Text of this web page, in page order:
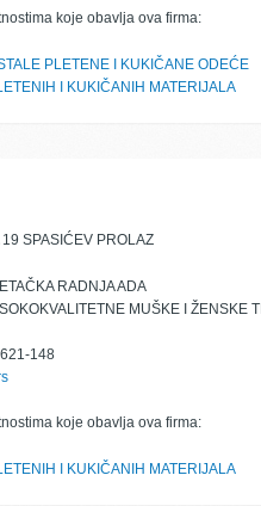
koje obavlja ova firma:
PLETENE I KUKIČANE ODEĆE
I KUKIČANIH MATERIJALA
SPASIĆEV PROLAZ
RADNJA ADA
MUŠKE I ŽENSKE
148
koje obavlja ova firma:
I KUKIČANIH MATERIJALA